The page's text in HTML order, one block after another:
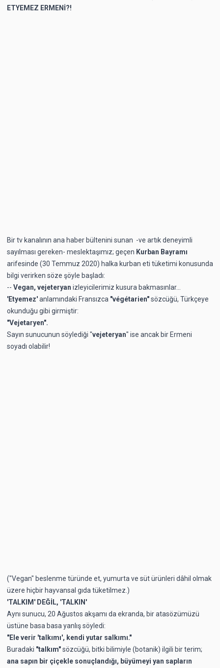
ETYEMEZ ERMENİ?!
Bir tv kanalının ana haber bültenini sunan -ve artık deneyimli
sayılması gereken- meslektaşımız; geçen Kurban Bayramı
arifesinde (30 Temmuz 2020) halka kurban eti tüketimi konusunda
bilgi verirken söze şöyle başladı:
-- Vegan, vejeteryan izleyicilerimiz kusura bakmasınlar...
'Etyemez'anlamındaki Fransızca "végétarien"sözcüğü, Türkçeye
okunduğu gibi girmiştir:
"Vejetaryen".
Sayın sunucunun söylediği "vejeteryan" ise ancak bir Ermeni
soyadı olabilir!
("Vegan" beslenme türünde et, yumurta ve süt ürünleri dâhil olmak
üzere hiçbir hayvansal gıda tüketilmez.)
'TALKIM' DEĞİL, 'TALKIN'
Aynı sunucu, 20 Ağustos akşamı da ekranda, bir atasözümüzü
üstüne basa basa yanlış söyledi:
"Ele verir 'talkımı', kendi yutar salkımı."
Buradaki "talkım"sözcüğü, bitki bilimiyle (botanik) ilgili bir terim;
ana sapın bir çiçekle sonuçlandığı, büyümeyi yan sapların